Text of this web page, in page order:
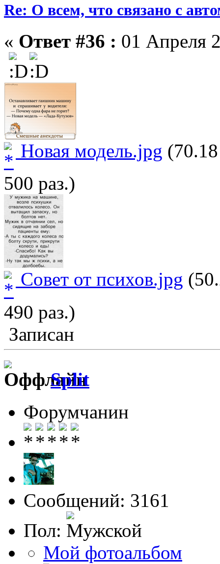
Re: О всем, что связано с
« Ответ #36 : 01 Апреля
Новая модель.jpg
500 раз.)
Совет от психов.jpg
490 раз.)
Записан
Split
Форумчанин
Сообщений: 3161
Пол:
Мой фотоальбом